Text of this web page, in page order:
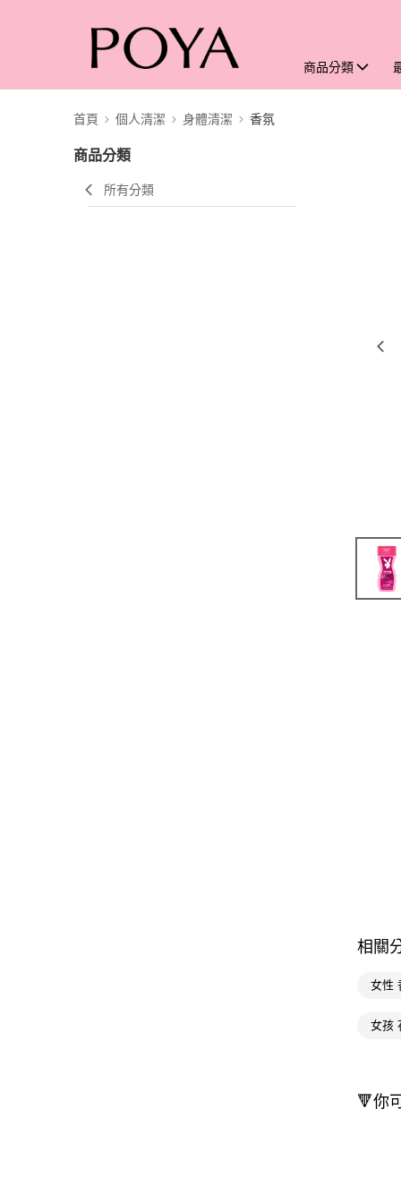
商品分類
首頁 個人清潔 身體清潔 香氛
商品分類
所有分類
相關
女性
女孩
🔻你